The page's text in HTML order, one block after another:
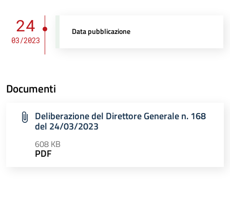
24
03/2023
Data pubblicazione
Documenti
Deliberazione del Direttore Generale n. 168
del 24/03/2023
608 KB
PDF